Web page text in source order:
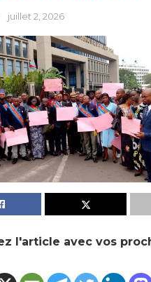
juillet 2, 2026
l'article avec vos